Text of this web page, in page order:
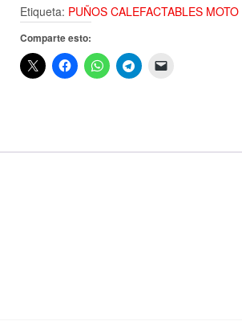
Etiqueta: PUÑOS CALEFACTABLES MOTO
Comparte esto: